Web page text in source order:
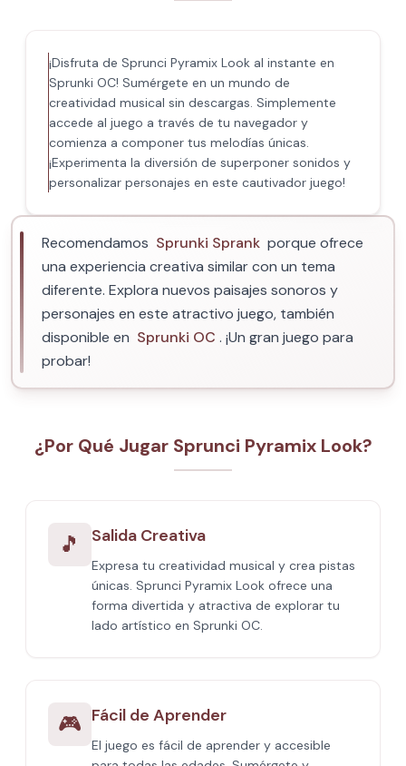
¡Disfruta de Sprunci Pyramix Look al instante en
Sprunki OC! Sumérgete en un mundo de
creatividad musical sin descargas. Simplemente
accede al juego a través de tu navegador y
comienza a componer tus melodías únicas.
¡Experimenta la diversión de superponer sonidos y
personalizar personajes en este cautivador juego!
Recomendamos Sprunki Sprank porque ofrece
una experiencia creativa similar con un tema
diferente. Explora nuevos paisajes sonoros y
personajes en este atractivo juego, también
disponible en Sprunki OC . ¡Un gran juego para
probar!
¿Por Qué Jugar Sprunci Pyramix Look?
🎵 Salida Creativa
Expresa tu creatividad musical y crea pistas
únicas. Sprunci Pyramix Look ofrece una
forma divertida y atractiva de explorar tu
lado artístico en Sprunki OC.
🎮 Fácil de Aprender
El juego es fácil de aprender y accesible